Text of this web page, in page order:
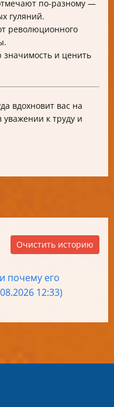
по-разному —
гуляний.
революционного
и ценить
вдохновит вас на
к труду и
Очистить историю
почему его
12:33)